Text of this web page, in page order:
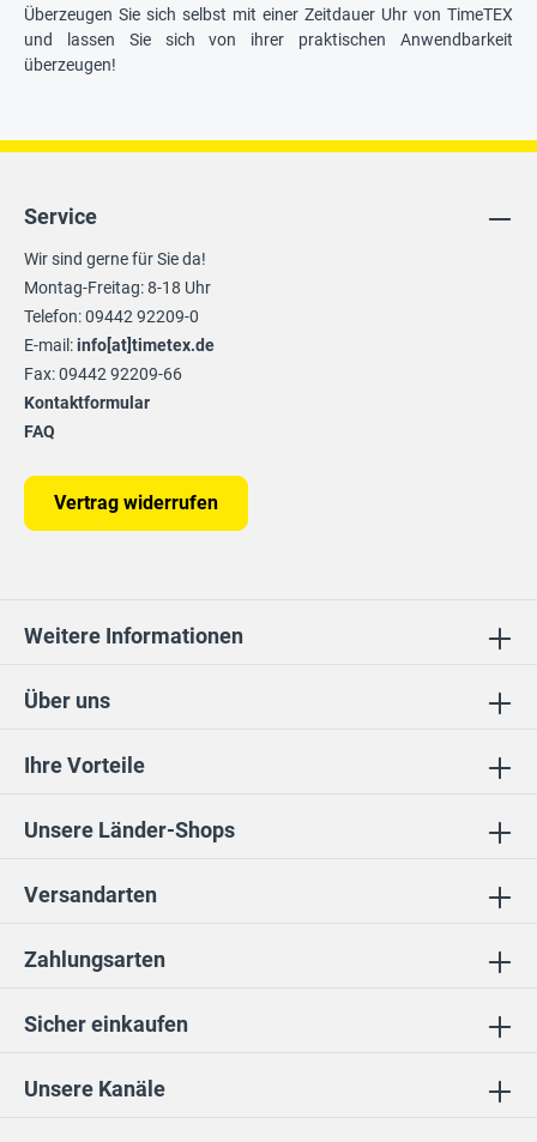
Überzeugen Sie sich selbst mit einer Zeitdauer Uhr von TimeTEX
und lassen Sie sich von ihrer praktischen Anwendbarkeit
überzeugen!
Unsere Kanäle
Ihre Vorteile
Unsere Länder-Shops
Sicher einkaufen
Über uns
Service
Wir sind gerne für Sie da!
Montag-Freitag: 8-18 Uhr
Telefon: 09442 92209-0
E-mail:info[at]timetex.de
Fax: 09442 92209-66
Kontaktformular
FAQ
Vertrag widerrufen
Weitere Informationen
Zahlungsarten
Versandarten